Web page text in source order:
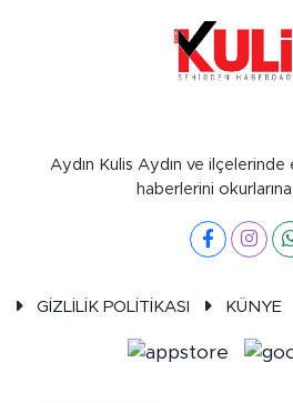
Aydın Kulis Aydın ve
haberlerini
GİZLİLİK POLİTİKASI KÜNYE